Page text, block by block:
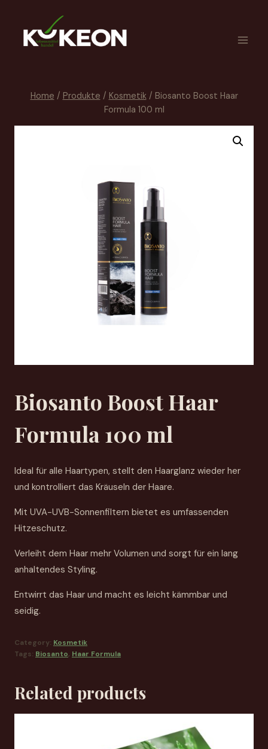
Home / Produkte / Kosmetik / Biosanto Boost Haar
Formula 100 ml
Biosanto Boost Haar
Formula 100 ml
Ideal für alle Haartypen, stellt den Haarglanz wieder her
und kontrolliert das Kräuseln der Haare.
Mit UVA-UVB-Sonnenfiltern bietet es umfassenden
Hitzeschutz.
Verleiht dem Haar mehr Volumen und sorgt für ein lang
anhaltendes Styling.
Entwirrt das Haar und macht es leicht kämmbar und
seidig.
Category: Kosmetik
Tags: Biosanto, Haar Formula
Related products